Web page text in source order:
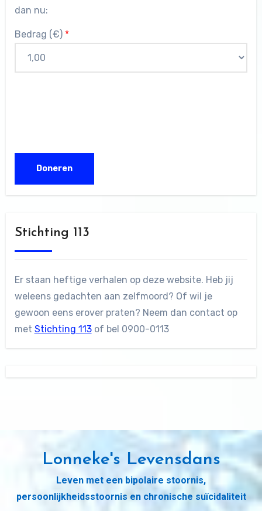
dan nu:
Bedrag (€) *
Stichting 113
Er staan heftige verhalen op deze website. Heb jij
weleens gedachten aan zelfmoord? Of wil je
gewoon eens erover praten? Neem dan contact op
met Stichting 113of bel 0900-0113
Lonneke's Levensdans
Leven met een bipolaire stoornis,
persoonlijkheidsstoornis en chronische suïcidaliteit